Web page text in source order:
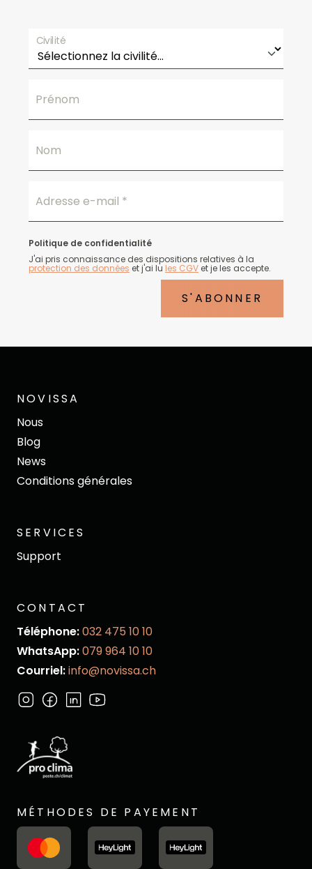
Civilité
Prénom
Nom
Adresse e-mail *
Politique de confidentialité
J'ai pris connaissance des dispositions relatives à la
protection des données et j'ai lu les CGV et je les accepte.
S'ABONNER
NOVISSA
Nous
Blog
News
Conditions générales
SERVICES
Support
CONTACT
Téléphone:032 475 10 10
WhatsApp:079 964 10 10
Courriel:info@novissa.ch
MÉTHODES DE PAYEMENT